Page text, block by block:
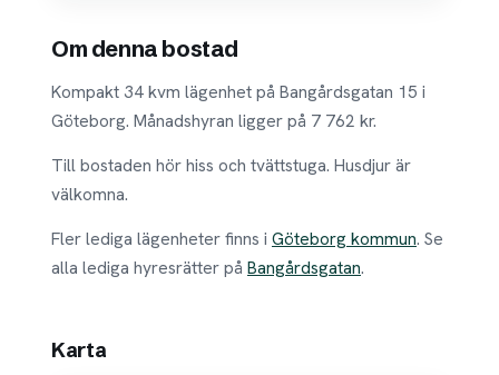
Om denna bostad
Kompakt 34 kvm lägenhet på Bangårdsgatan 15 i
Göteborg. Månadshyran ligger på 7 762 kr.
Till bostaden hör hiss och tvättstuga. Husdjur är
välkomna.
Fler lediga lägenheter finns i Göteborg kommun. Se
alla lediga hyresrätter på Bangårdsgatan.
Karta